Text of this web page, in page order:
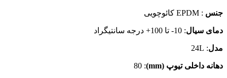
جنس : EPDM کائوچویی
دمای سیال: 10- تا 100+ درجه سانتیگراد
مدل: 24L
دهانه داخلی تیوپ (mm)
: 80